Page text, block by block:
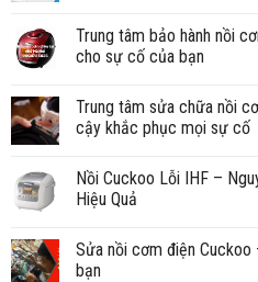
Trung tâm bảo hành nồi
cho sự cố của bạn
Trung tâm sửa chữa nồi
cậy khắc phục mọi sự cố
Nồi Cuckoo Lỗi IHF –
Hiệu Quả
Sửa nồi cơm điện Cuckoo
bạn